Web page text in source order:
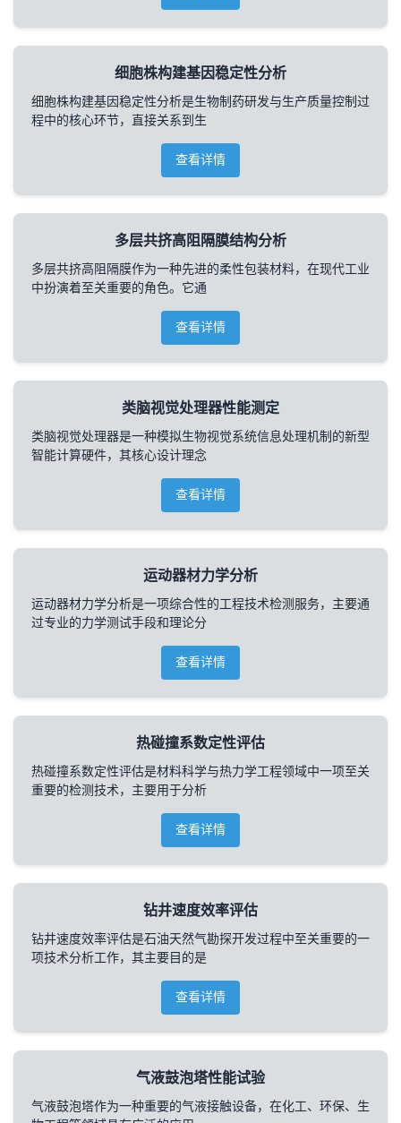
细胞株构建基因稳定性分析
细胞株构建基因稳定性分析是生物制药研发与生产质量控制过
程中的核心环节，直接关系到生
查看详情
多层共挤高阻隔膜结构分析
多层共挤高阻隔膜作为一种先进的柔性包装材料，在现代工业
中扮演着至关重要的角色。它通
查看详情
类脑视觉处理器性能测定
类脑视觉处理器是一种模拟生物视觉系统信息处理机制的新型
智能计算硬件，其核心设计理念
查看详情
运动器材力学分析
运动器材力学分析是一项综合性的工程技术检测服务，主要通
过专业的力学测试手段和理论分
查看详情
热碰撞系数定性评估
热碰撞系数定性评估是材料科学与热力学工程领域中一项至关
重要的检测技术，主要用于分析
查看详情
钻井速度效率评估
钻井速度效率评估是石油天然气勘探开发过程中至关重要的一
项技术分析工作，其主要目的是
查看详情
气液鼓泡塔性能试验
气液鼓泡塔作为一种重要的气液接触设备，在化工、环保、生